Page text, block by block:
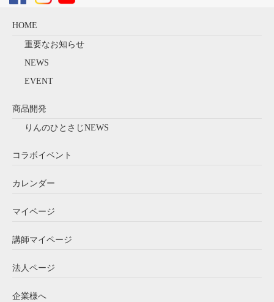
HOME
重要なお知らせ
NEWS
EVENT
商品開発
りんのひとさじNEWS
コラボイベント
カレンダー
マイページ
講師マイページ
法人ページ
企業様へ